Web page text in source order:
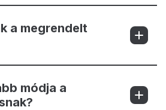
a megrendelt
módja a